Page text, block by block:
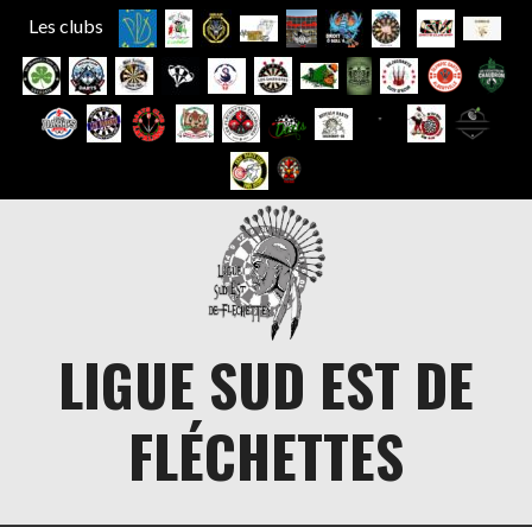
Les clubs
LIGUE SUD EST DE
FLÉCHETTES